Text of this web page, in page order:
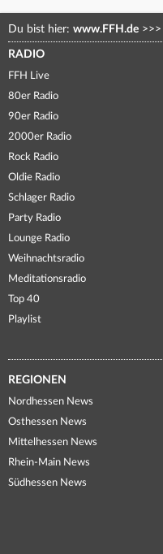
Du bist hier: www.FFH.de >>>
RADIO
FFH Live
80er Radio
90er Radio
2000er Radio
Rock Radio
Oldie Radio
Schlager Radio
Party Radio
Lounge Radio
Weihnachtsradio
Meditationsradio
Top 40
Playlist
REGIONEN
Nordhessen News
Osthessen News
Mittelhessen News
Rhein-Main News
Südhessen News